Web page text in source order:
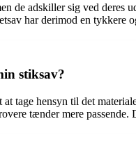
de adskiller sig ved
har derimod en
stiksav?
tage hensyn til det
tænder mere